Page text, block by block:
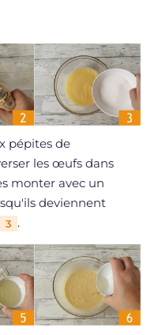
pépites de
les œufs dans
monter avec un
deviennent
3 .